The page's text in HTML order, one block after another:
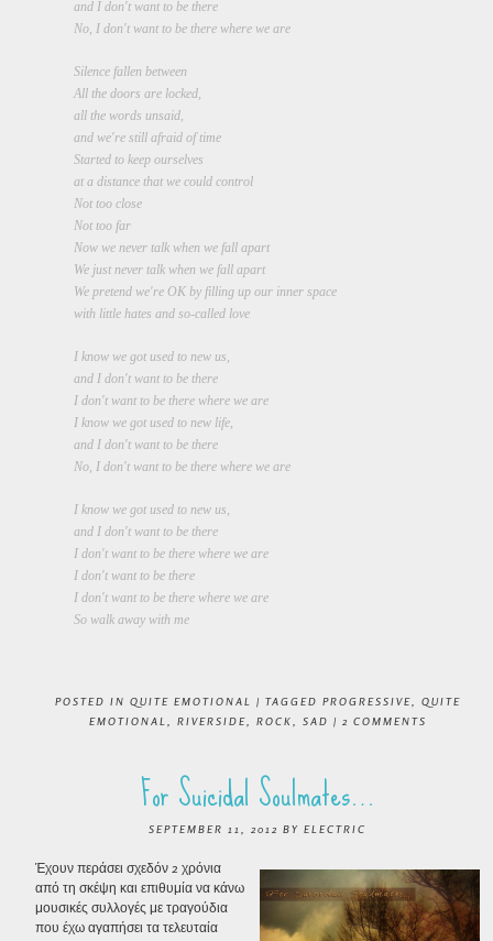
and I don't want to be there
No, I don't want to be there where we are
Silence fallen between
All the doors are locked,
all the words unsaid,
and we're still afraid of time
Started to keep ourselves
at a distance that we could control
Not too close
Not too far
Now we never talk when we fall apart
We just never talk when we fall apart
We pretend we're OK by filling up our inner space
with little hates and so-called love
I know we got used to new us,
and I don't want to be there
I don't want to be there where we are
I know we got used to new life,
and I don't want to be there
No, I don't want to be there where we are
I know we got used to new us,
and I don't want to be there
I don't want to be there where we are
I don't want to be there
I don't want to be there where we are
So walk away with me
POSTED IN QUITE EMOTIONAL | TAGGED PROGRESSIVE
QUITE
EMOTIONAL
RIVERSIDE ROCK SAD | 2 COMMENTS
For Suicidal Soulmates…
SEPTEMBER 11, 2012 BY ELECTRIC
Έχουν περάσει σχεδόν 2 χρόνια
από τη σκέψη και επιθυμία να κάνω
μουσικές συλλογές με τραγούδια
που έχω αγαπήσει τα τελευταία